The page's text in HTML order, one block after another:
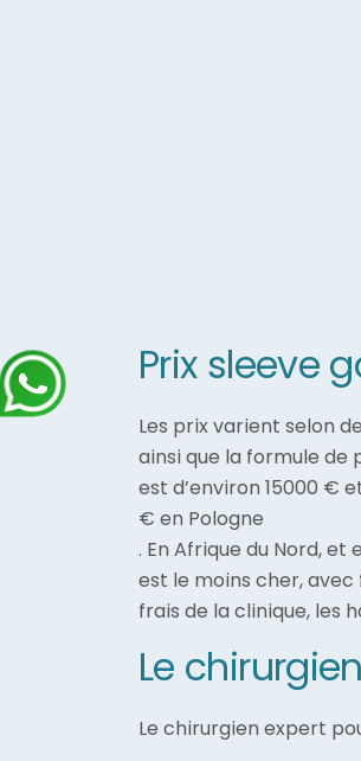
Prix sleeve
Les prix varient selon
ainsi que la formule de
est d’environ 15000 €
€ en Pologne
. En Afrique du Nord,
est le moins cher,
frais de la clinique, les
Le
Le chirurgien expert